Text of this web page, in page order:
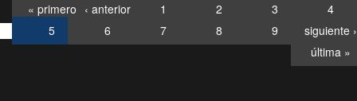
« primero ‹ anterior 1 2 3
4
5
6 7 8 9
siguiente ›
última »